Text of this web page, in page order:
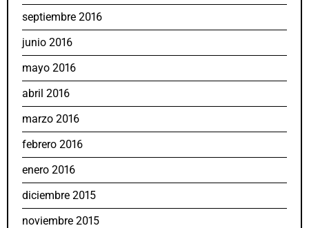
septiembre 2016
junio 2016
mayo 2016
abril 2016
marzo 2016
febrero 2016
enero 2016
diciembre 2015
noviembre 2015